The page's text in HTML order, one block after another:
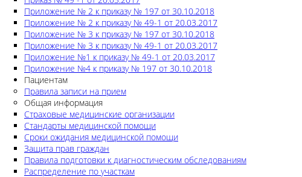
Приложение № 2 к приказу № 197 от 30.10.2018
Приложение № 2 к приказу № 49-1 от 20.03.2017
Приложение № 3 к приказу № 197 от 30.10.2018
Приложение № 3 к приказу № 49-1 от 20.03.2017
Приложение №1 к приказу № 49-1 от 20.03.2017
Приложение №4 к приказу № 197 от 30.10.2018
Пациентам
Правила записи на прием
Общая информация
Страховые медицинские организации
Стандарты медицинской помощи
Сроки ожидания медицинской помощи
Защита прав граждан
Правила подготовки к диагностическим обследованиям
Распределение по участкам